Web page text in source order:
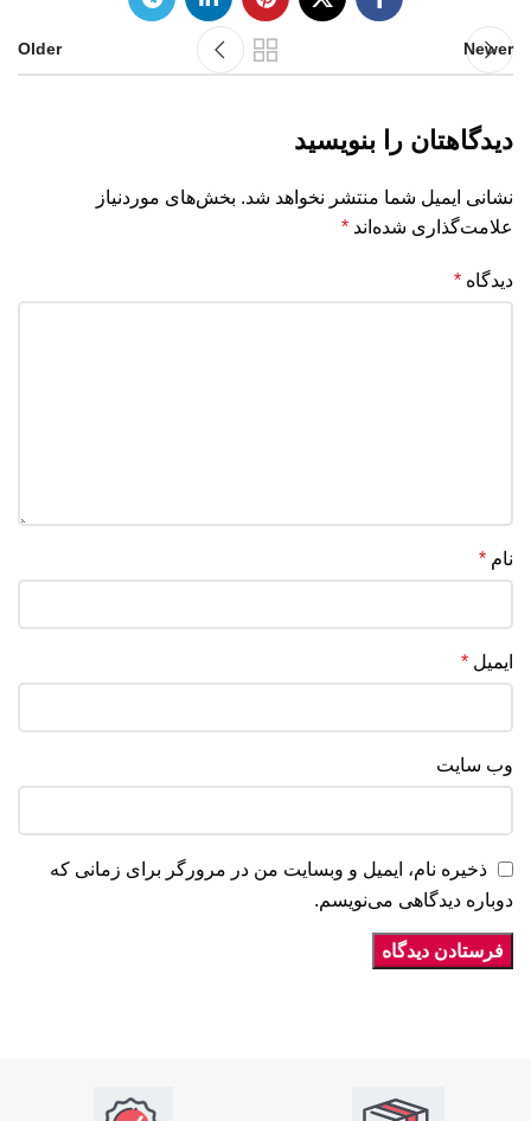
Newer
Older
دیدگاهتان را بنویسید
نشانی ایمیل شما منتشر نخواهد شد. بخش‌های موردنیاز
علامت‌گذاری شده‌اند *
دیدگاه *
نام *
ایمیل *
وب‌ سایت
ذخیره نام، ایمیل و وبسایت من در مرورگر برای زمانی که
دوباره دیدگاهی می‌نویسم.